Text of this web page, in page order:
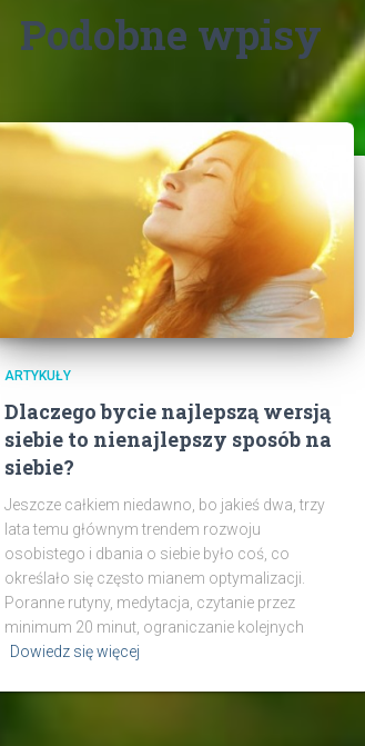
Podobne wpisy
ARTYKUŁY
Dlaczego bycie najlepszą wersją
siebie to nienajlepszy sposób na
siebie?
Jeszcze całkiem niedawno, bo jakieś dwa, trzy
lata temu głównym trendem rozwoju
osobistego i dbania o siebie było coś, co
określało się często mianem optymalizacji.
Poranne rutyny, medytacja, czytanie przez
minimum 20 minut, ograniczanie kolejnych
Dowiedz się więcej